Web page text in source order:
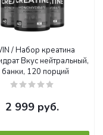
/ Набор креатина
Вкус нейтральный,
120 порций
2 999 руб.